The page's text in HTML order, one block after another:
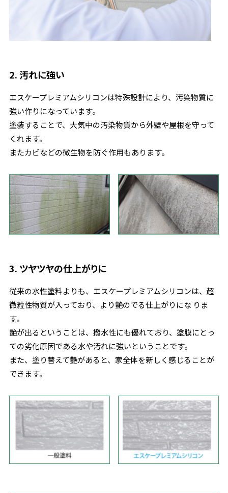
2. 汚れに強い
エスケープレミアムシリコンは特殊設計により、汚染物質に
強い作りになっています。
塗装することで、大気中の汚染物質から外壁や屋根を守って
くれます。
またカビなどの微生物を防ぐ作用もあります。
3. ツヤツヤの仕上がりに
従来の水性塗料よりも、エスケープレミアムシリコンは、超
微粒性物質が入っており、より艶のでる仕上がりにな りま
す。
艶が出るということは、撥水性にも優れており、塗膜にとっ
ての劣化原因である水や汚れに強いということです。
また、塗り替えて艶があると、家全体を新しく感じることが
できます。